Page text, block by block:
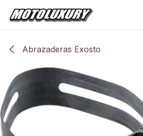
Ir al contenido
Abrazaderas Exosto